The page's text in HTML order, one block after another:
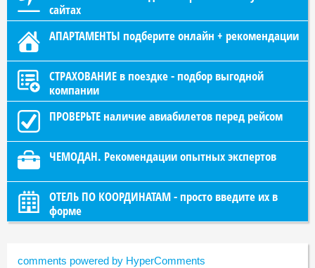
сайтах
АПАРТАМЕНТЫ подберите онлайн + рекомендации
СТРАХОВАНИЕ в поездке - подбор выгодной
компании
ПРОВЕРЬТЕ наличие авиабилетов перед рейсом
ЧЕМОДАН. Рекомендации опытных экспертов
ОТЕЛЬ ПО КООРДИНАТАМ - просто введите их в
форме
comments powered by HyperComments